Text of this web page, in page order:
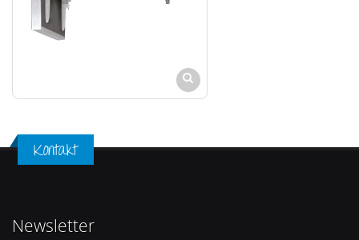
Kontakt
Newsletter